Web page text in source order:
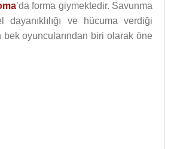
’da forma giymektedir. Savunma
dayanıklılığı ve hücuma verdiği
bek oyuncularından biri olarak öne